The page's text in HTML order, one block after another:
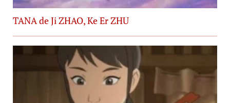
TANA de Ji ZHAO, Ke Er ZHU